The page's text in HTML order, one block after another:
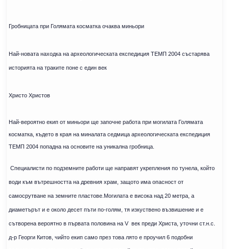
Гробницата при Голямата косматка очаква миньори
Най-новата находка на археологическата експедиция ТЕМП 2004 състарява
историята на траките поне с един век
Христо Христов
Най-вероятно екип от миньори ще започне работа при могилата Голямата
косматка, където в края на миналата седмица археологическата експедиция
ТЕМП 2004 попадна на основите на уникална гробница.
Специалисти по подземните работи ще направят укрепления по тунела, който
води към вътрешността на древния храм, защото има опасност от
самосрутване на земните пластове.Могилата е висока над 20 метра, а
диаметърът и е около десет пъти по-голям, тя изкуствено възвишение и е
сътворена вероятно в първата половина на V век преди Христа, уточни ст.н.с.
д-р Георги Китов, чийто екип само през това лято е проучил 6 подобни